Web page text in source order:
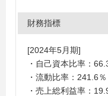
財務指標
[2024年5月期]
・自己資本比率：
・流動比率：241.6％
・売上総利益率：